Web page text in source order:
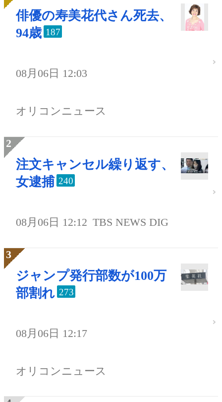
俳優の寿美花代さん死去、
94歳 187
08月06日 12:03
オリコンニュース
注文キャンセル繰り返す、
女逮捕 240
08月06日 12:12 TBS NEWS DIG
ジャンプ発行部数が100万
部割れ 273
08月06日 12:17
オリコンニュース